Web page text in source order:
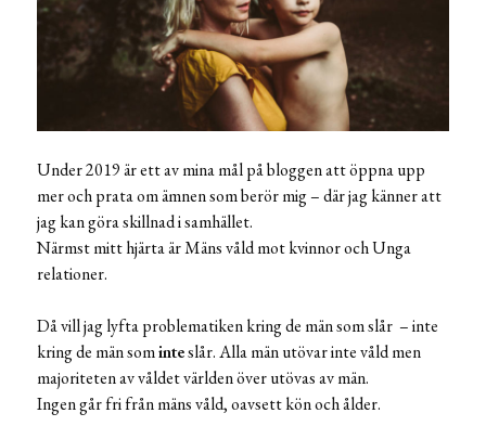
Under 2019 är ett av mina mål på bloggen att öppna upp
mer och prata om ämnen som berör mig – där jag känner att
jag kan göra skillnad i samhället.
Närmst mitt hjärta är Mäns våld mot kvinnor och Unga
relationer.
Då vill jag lyfta problematiken kring de män som slår – inte
kring de män sominteslår. Alla män utövar inte våld men
majoriteten av våldet världen över utövas av män.
Ingen går fri från mäns våld, oavsett kön och ålder.